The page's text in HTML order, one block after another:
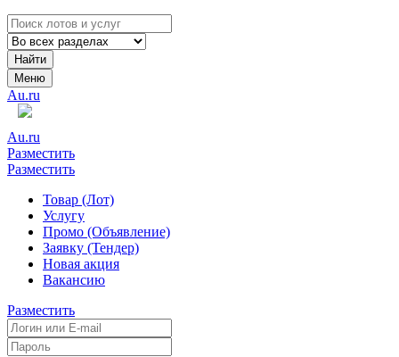
Найти
Меню
Au.ru
Au.ru
Разместить
Разместить
Товар (Лот)
Услугу
Промо (Объявление)
Заявку (Тендер)
Новая акция
Вакансию
Разместить